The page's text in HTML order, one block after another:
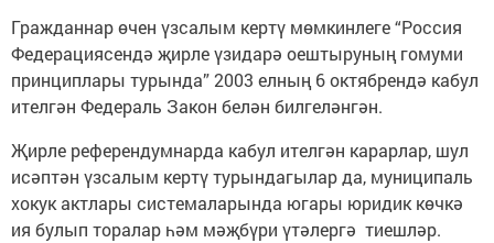
Гражданнар өчен үзсалым кертү мөмкинлеге “Россия
Федерациясендә җирле үзидарә оештыруның гомуми
принциплары турында” 2003 елның 6 октябрендә кабул
ителгән Федераль Закон белән билгеләнгән.
Җирле референдумнарда кабул ителгән карарлар, шул
исәптән үзсалым кертү турындагылар да, муниципаль
хокук актлары системаларында югары юридик көчкә
ия булып торалар һәм мәҗбүри үтәлергә тиешләр.